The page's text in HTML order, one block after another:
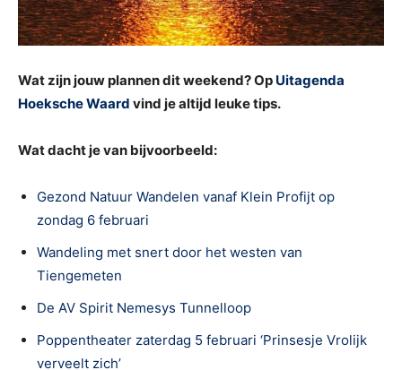
Wat zijn jouw plannen dit weekend? Op Uitagenda
Hoeksche Waard vind je altijd leuke tips.
Wat dacht je van bijvoorbeeld:
Gezond Natuur Wandelen vanaf Klein Profijt op
zondag 6 februari
Wandeling met snert door het westen van
Tiengemeten
De AV Spirit Nemesys Tunnelloop
Poppentheater zaterdag 5 februari ‘Prinsesje Vrolijk
verveelt zich’